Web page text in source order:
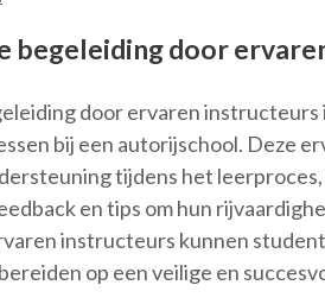
begeleiding door
door ervaren instructeurs
bij een autorijschool. Deze
tijdens het
en tips om hun
instructeurs kunnen
op een veilige en